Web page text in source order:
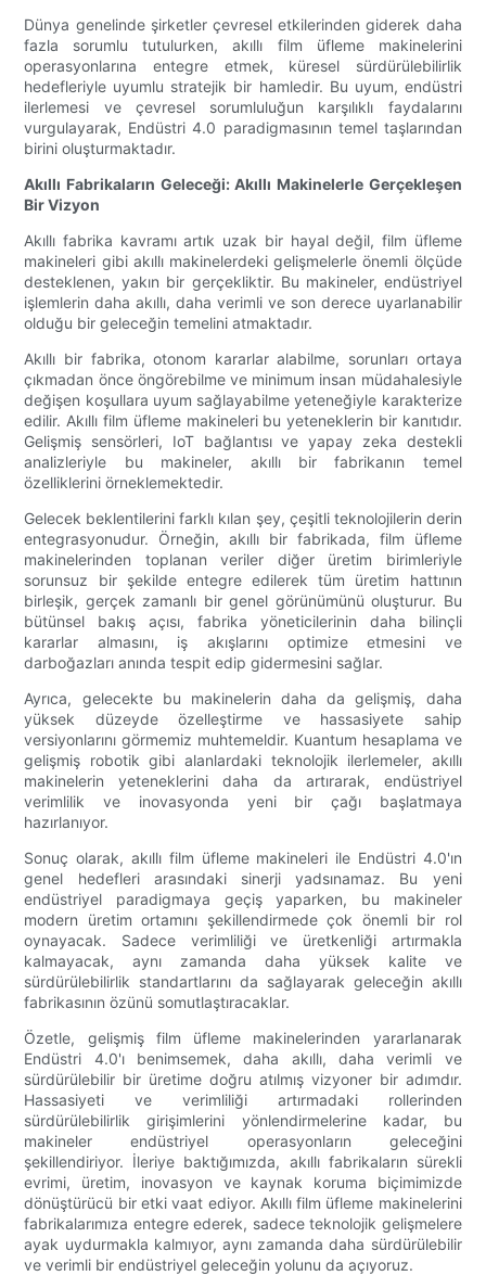
Dünya genelinde şirketler çevresel etkilerinden giderek daha
fazla sorumlu tutulurken, akıllı film üfleme makinelerini
operasyonlarına entegre etmek, küresel sürdürülebilirlik
hedefleriyle uyumlu stratejik bir hamledir. Bu uyum, endüstri
ilerlemesi ve çevresel sorumluluğun karşılıklı faydalarını
vurgulayarak, Endüstri 4.0 paradigmasının temel taşlarından
birini oluşturmaktadır.
Akıllı Fabrikaların Geleceği: Akıllı Makinelerle Gerçekleşen
Bir Vizyon
Akıllı fabrika kavramı artık uzak bir hayal değil, film üfleme
makineleri gibi akıllı makinelerdeki gelişmelerle önemli ölçüde
desteklenen, yakın bir gerçekliktir. Bu makineler, endüstriyel
işlemlerin daha akıllı, daha verimli ve son derece uyarlanabilir
olduğu bir geleceğin temelini atmaktadır.
Akıllı bir fabrika, otonom kararlar alabilme, sorunları ortaya
çıkmadan önce öngörebilme ve minimum insan müdahalesiyle
değişen koşullara uyum sağlayabilme yeteneğiyle karakterize
edilir. Akıllı film üfleme makineleri bu yeteneklerin bir kanıtıdır.
Gelişmiş sensörleri, IoT bağlantısı ve yapay zeka destekli
analizleriyle bu makineler, akıllı bir fabrikanın temel
özelliklerini örneklemektedir.
Gelecek beklentilerini farklı kılan şey, çeşitli teknolojilerin derin
entegrasyonudur. Örneğin, akıllı bir fabrikada, film üfleme
makinelerinden toplanan veriler diğer üretim birimleriyle
sorunsuz bir şekilde entegre edilerek tüm üretim hattının
birleşik, gerçek zamanlı bir genel görünümünü oluşturur. Bu
bütünsel bakış açısı, fabrika yöneticilerinin daha bilinçli
kararlar almasını, iş akışlarını optimize etmesini ve
darboğazları anında tespit edip gidermesini sağlar.
Ayrıca, gelecekte bu makinelerin daha da gelişmiş, daha
yüksek düzeyde özelleştirme ve hassasiyete sahip
versiyonlarını görmemiz muhtemeldir. Kuantum hesaplama ve
gelişmiş robotik gibi alanlardaki teknolojik ilerlemeler, akıllı
makinelerin yeteneklerini daha da artırarak, endüstriyel
verimlilik ve inovasyonda yeni bir çağı başlatmaya
hazırlanıyor.
Sonuç olarak, akıllı film üfleme makineleri ile Endüstri 4.0'ın
genel hedefleri arasındaki sinerji yadsınamaz. Bu yeni
endüstriyel paradigmaya geçiş yaparken, bu makineler
modern üretim ortamını şekillendirmede çok önemli bir rol
oynayacak. Sadece verimliliği ve üretkenliği artırmakla
kalmayacak, aynı zamanda daha yüksek kalite ve
sürdürülebilirlik standartlarını da sağlayarak geleceğin akıllı
fabrikasının özünü somutlaştıracaklar.
Özetle, gelişmiş film üfleme makinelerinden yararlanarak
Endüstri 4.0'ı benimsemek, daha akıllı, daha verimli ve
sürdürülebilir bir üretime doğru atılmış vizyoner bir adımdır.
Hassasiyeti ve verimliliği artırmadaki rollerinden
sürdürülebilirlik girişimlerini yönlendirmelerine kadar, bu
makineler endüstriyel operasyonların geleceğini
şekillendiriyor. İleriye baktığımızda, akıllı fabrikaların sürekli
evrimi, üretim, inovasyon ve kaynak koruma biçimimizde
dönüştürücü bir etki vaat ediyor. Akıllı film üfleme makinelerini
fabrikalarımıza entegre ederek, sadece teknolojik gelişmelere
ayak uydurmakla kalmıyor, aynı zamanda daha sürdürülebilir
ve verimli bir endüstriyel geleceğin yolunu da açıyoruz.